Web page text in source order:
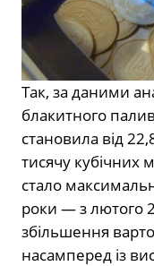
Так, за даними
блакитного
становила від
тисячу кубічних
стало
роки — з лютого
збільшення
насамперед із